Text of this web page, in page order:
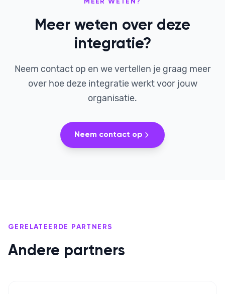
MEER WETEN?
Meer weten over deze
integratie?
Neem contact op en we vertellen je graag meer
over hoe deze integratie werkt voor jouw
organisatie.
Neem contact op
GERELATEERDE PARTNERS
Andere partners